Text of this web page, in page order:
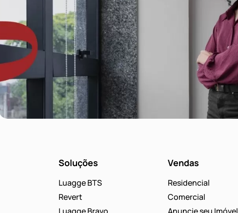
Soluções
Luagge BTS
Revert
Vendas
Residencial
Comercial